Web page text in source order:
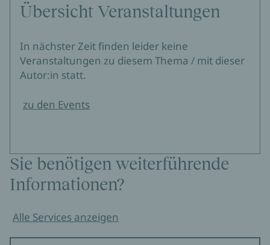
Übersicht Veranstaltungen
In nächster Zeit finden leider keine
Veranstaltungen zu diesem Thema / mit dieser
Autor:in statt.
zu den Events
Sie benötigen weiterführende
Informationen?
Alle Services anzeigen